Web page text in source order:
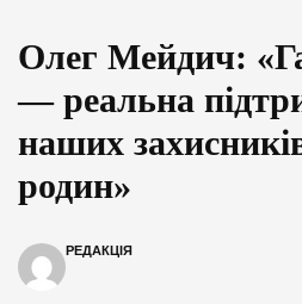
Олег Мейдич:
— реальна
наших
родин»
РЕДАКЦІЯ